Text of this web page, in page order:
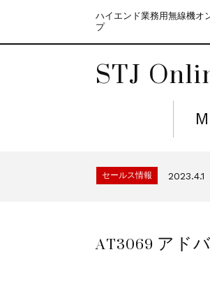
ハイエンド業務用無線機オ
プ
STJ
2021.4.12
セールス情報 2023.4.1
セールス情報 2021.4.12
AT3069 アド